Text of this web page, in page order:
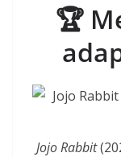
🏆
Jojo Rabbit